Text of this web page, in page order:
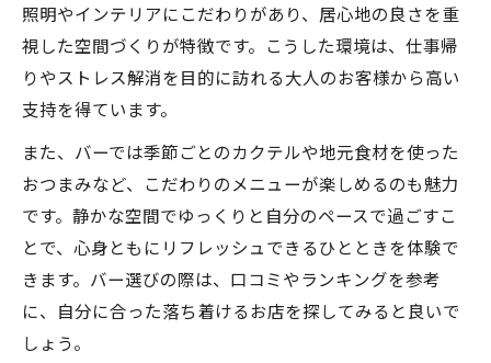
熊本市で交流が生まれるバーの共通点
ソーシャルなバーで大人の出会いを楽しむ
会話が弾む熊本市バーの工夫を解説
熊本でソーシャルなつながりを育む場所
熊本市バーで生まれるソーシャルな出会い
相席やイベントが充実の熊本バー情報
熊本バー女子に人気の交流スポット紹介
照明やインテリアにこだわりがあり、居心地の良さを重
視した空間づくりが特徴です。こうした環境は、仕事帰
りやストレス解消を目的に訪れる大人のお客様から高い
支持を得ています。
また、バーでは季節ごとのカクテルや地元食材を使った
おつまみなど、こだわりのメニューが楽しめるのも魅力
です。静かな空間でゆっくりと自分のペースで過ごすこ
とで、心身ともにリフレッシュできるひとときを体験で
きます。バー選びの際は、口コミやランキングを参考
に、自分に合った落ち着けるお店を探してみると良いで
しょう。